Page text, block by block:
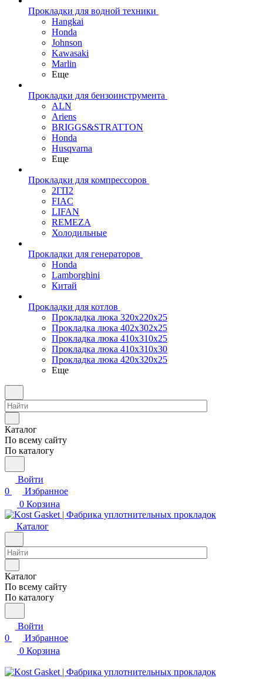
Прокладки для водной техники
Hangkai
Honda
Johnson
Kawasaki
Marlin
Еще
Прокладки для бензоинструмента
ALN
Ariens
BRIGGS&STRATTON
Honda
Husqvarna
Еще
Прокладки для компрессоров
2ГП2
FIAC
LIFAN
REMEZA
Холодильные
Прокладки для генераторов
Honda
Lamborghini
Китай
Прокладки для котлов
Прокладка люка 320x220x25
Прокладка люка 402x302x25
Прокладка люка 410x310x25
Прокладка люка 410х310х30
Прокладка люка 420x320x25
Еще
Каталог
По всему сайту
По каталогу
Войти
0
Избранное
0 Корзина
Каталог
Каталог
По всему сайту
По каталогу
Войти
0
Избранное
0 Корзина